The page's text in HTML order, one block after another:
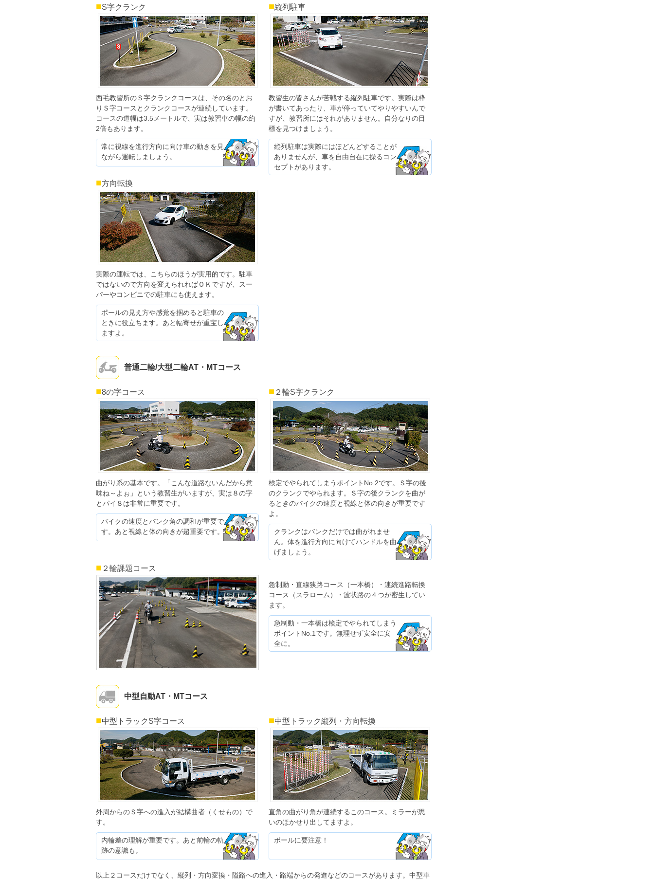
■S字クランク
西毛教習所のＳ字クランクコースは、その名のとお
りＳ字コースとクランクコースが連続しています。
コースの道幅は3.5メートルで、実は教習車の幅の約
2倍もあります。
常に視線を進行方向に向け車の動きを見
ながら運転しましょう。
■縦列駐車
教習生の皆さんが苦戦する縦列駐車です。実際は枠
が書いてあったり、車が停っていてやりやすいんで
すが、教習所にはそれがありません。自分なりの目
標を見つけましょう。
縦列駐車は実際にはほどんどすることが
ありませんが、車を自由自在に操るコン
セプトがあります。
■方向転換
実際の運転では、こちらのほうが実用的です。駐車
ではないので方向を変えられればＯＫですが、スー
パーやコンビニでの駐車にも使えます。
ポールの見え方や感覚を掴めると駐車の
ときに役立ちます。あと幅寄せが重宝し
ますよ。
普通二輪/大型二輪AT・MTコース
■8の字コース
曲がり系の基本です。「こんな道路ないんだから意
味ね～よぉ」という教習生がいますが、実は８の字
とパイ８は非常に重要です。
バイクの速度とバンク角の調和が重要で
す。あと視線と体の向きが超重要です。
■ ２輪S字クランク
検定でやられてしまうポイントNo.2です。Ｓ字の後
のクランクでやられます。Ｓ字の後クランクを曲が
るときのバイクの速度と視線と体の向きが重要です
よ。
クランクはバンクだけでは曲がれませ
ん。体を進行方向に向けてハンドルを曲
げましょう。
■ ２輪課題コース
急制動・直線狭路コース（一本橋）・連続進路転換
コース（スラローム）・波状路の４つが密生してい
ます。
急制動・一本橋は検定でやられてしまう
ポイントNo.1です。無理せず安全に安
全に。
中型自動AT・MTコース
■中型トラックS字コース
外周からのＳ字への進入が結構曲者（くせもの）で
す。
内輪差の理解が重要です。あと前輪の軌
跡の意識も。
■中型トラック縦列・方向転換
直角の曲がり角が連続するこのコース。ミラーが思
いのほかせり出してますよ。
ポールに要注意！
以上２コースだけでなく、縦列・方向変換・隘路への進入・路端からの発進などのコースがあります。中型車